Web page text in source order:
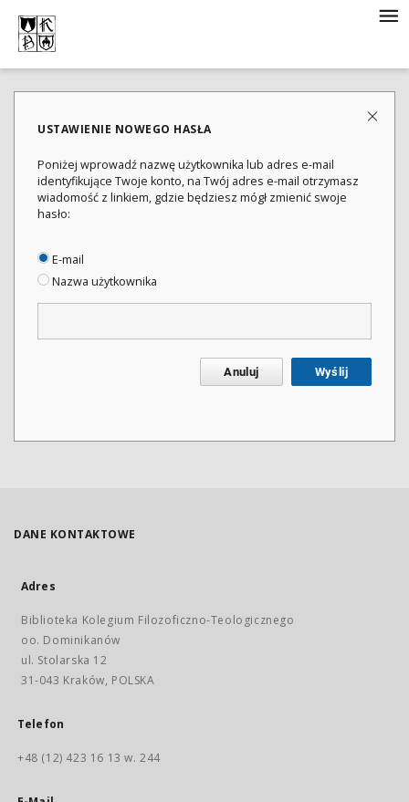
USTAWIENIE NOWEGO HASŁA
Poniżej wprowadź nazwę użytkownika lub adres e-mail
identyfikujące Twoje konto, na Twój adres e-mail otrzymasz
wiadomość z linkiem, gdzie będziesz mógł zmienić swoje
hasło:
E-mail
Nazwa użytkownika
Anuluj Wyślij
DANE KONTAKTOWE
Adres
Biblioteka Kolegium Filozoficzno-Teologicznego
oo. Dominikanów
ul. Stolarska 12
31-043 Kraków, POLSKA
Telefon
+48 (12) 423 16 13 w. 244